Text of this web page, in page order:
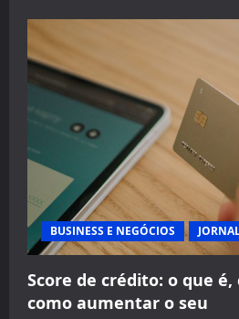
BUSINESS E NEGÓCIOS
Score de crédito: o que
como aumentar o seu